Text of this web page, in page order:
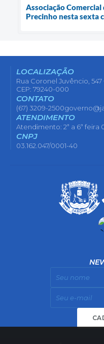
Associação
Precinho nesta sexta
LOCALIZAÇÃO
Rua Coronel Juvêncio,
CEP: 79240-000
CONTATO
(67) 3209-2500
ATENDIMENTO
Atendimento: 2ª a 6ª feira
CNPJ
03.162.047/0001-40